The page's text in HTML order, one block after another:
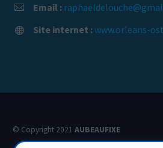

 Email :

 Site internet :www.orleans-
© Copyright 2021 AUBEAUFIXE